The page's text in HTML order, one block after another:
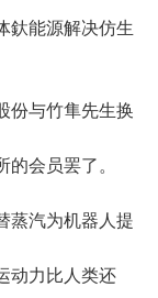
能源解决仿生
与竹隼先生换
会员罢了。
汽为机器人提
动力比人类还